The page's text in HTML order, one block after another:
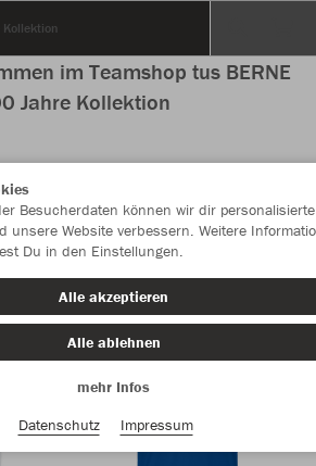
Kollektion
im Teamshop tus BERNE
Jahre Kollektion
Farbe
Besucherdaten können wir dir personalisierte
unsere Website verbessern. Weitere
Du in den Einstellungen.
Alle akzeptieren
Alle ablehnen
mehr Infos
Datenschutz
Impressum